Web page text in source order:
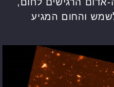
והחום המגיע